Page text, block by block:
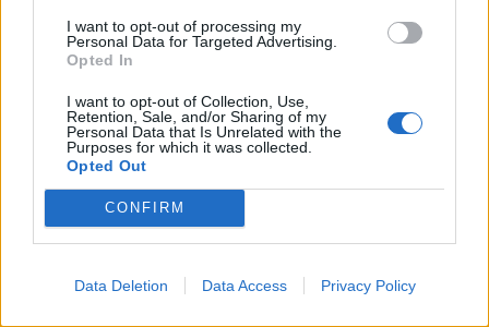
I want to opt-out of processing my
Personal Data for Targeted Advertising.
Opted In
I want to opt-out of Collection, Use,
Retention, Sale, and/or Sharing of my
Personal Data that Is Unrelated with the
Purposes for which it was collected.
Opted Out
CONFIRM
Data Deletion Data Access Privacy Policy